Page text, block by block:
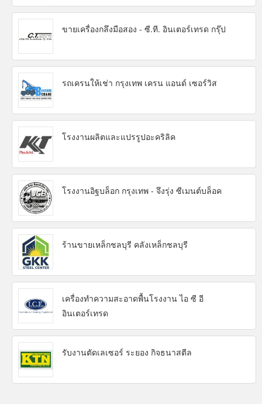
ขายเครื่องกลึงมือสอง - ซี.ที. อินเตอร์เทรด กรุ๊ป
รถเครนให้เช่า กรุงเทพ เครน แอนด์ เซอร์วิส
โรงงานผลิตและแปรรูปอะคริลิค
โรงงานอิฐบล็อก กรุงเทพ - จึงรุ่ง ซีเมนต์บล็อค
ร้านขายเหล็กชลบุรี คลังเหล็กชลบุรี
เครื่องทำความสะอาดพื้นโรงงาน ไอ ซี อี
อินเตอร์เทรด
รับงานตัดเลเซอร์ ระยอง กิจธนาสตีล